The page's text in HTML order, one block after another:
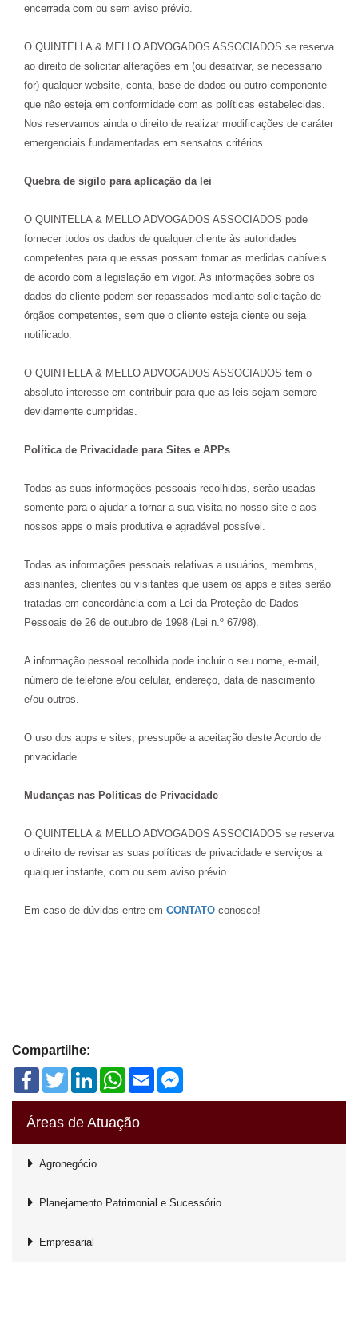
encerrada com ou sem aviso prévio.
O QUINTELLA & MELLO ADVOGADOS ASSOCIADOS se reserva
ao direito de solicitar alterações em (ou desativar, se necessário
for) qualquer website, conta, base de dados ou outro componente
que não esteja em conformidade com as políticas estabelecidas.
Nos reservamos ainda o direito de realizar modificações de caráter
emergenciais fundamentadas em sensatos critérios.
Quebra de sigilo para aplicação da lei
O QUINTELLA & MELLO ADVOGADOS ASSOCIADOS pode
fornecer todos os dados de qualquer cliente às autoridades
competentes para que essas possam tomar as medidas cabíveis
de acordo com a legislação em vigor. As informações sobre os
dados do cliente podem ser repassados mediante solicitação de
órgãos competentes, sem que o cliente esteja ciente ou seja
notificado.
O QUINTELLA & MELLO ADVOGADOS ASSOCIADOS tem o
absoluto interesse em contribuir para que as leis sejam sempre
devidamente cumpridas.
Política de Privacidade para Sites e APPs
Todas as suas informações pessoais recolhidas, serão usadas
somente para o ajudar a tornar a sua visita no nosso site e aos
nossos apps o mais produtiva e agradável possível.
Todas as informações pessoais relativas a usuários, membros,
assinantes, clientes ou visitantes que usem os apps e sites serão
tratadas em concordância com a Lei da Proteção de Dados
Pessoais de 26 de outubro de 1998 (Lei n.º 67/98).
A informação pessoal recolhida pode incluir o seu nome, e-mail,
número de telefone e/ou celular, endereço, data de nascimento
e/ou outros.
O uso dos apps e sites, pressupõe a aceitação deste Acordo de
privacidade.
Mudanças nas Politicas de Privacidade
O QUINTELLA & MELLO ADVOGADOS ASSOCIADOS se reserva
o direito de revisar as suas políticas de privacidade e serviços a
qualquer instante, com ou sem aviso prévio.
Em caso de dúvidas entre em CONTATO conosco!
Compartilhe:
FacebookTwitter LinkedInWhatsApp
Email
Áreas de Atuação
Agronegócio
Planejamento Patrimonial e Sucessório
Empresarial